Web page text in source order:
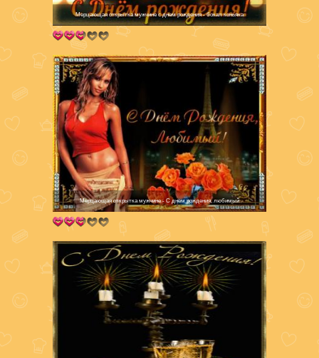
Мерцающая открытка мужчине с днем рождения - бокал коньяка
Мерцающая открытка мужчине - С днем рождения, любимый